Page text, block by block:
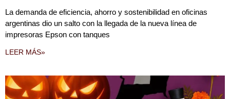
La demanda de eficiencia, ahorro y sostenibilidad en oficinas
argentinas dio un salto con la llegada de la nueva línea de
impresoras Epson con tanques
LEER MÁS»